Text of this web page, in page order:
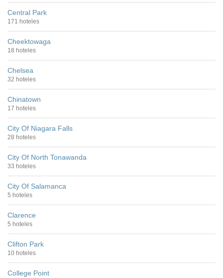
Central Park
171 hoteles
Cheektowaga
18 hoteles
Chelsea
32 hoteles
Chinatown
17 hoteles
City Of Niagara Falls
28 hoteles
City Of North Tonawanda
33 hoteles
City Of Salamanca
5 hoteles
Clarence
5 hoteles
Clifton Park
10 hoteles
College Point